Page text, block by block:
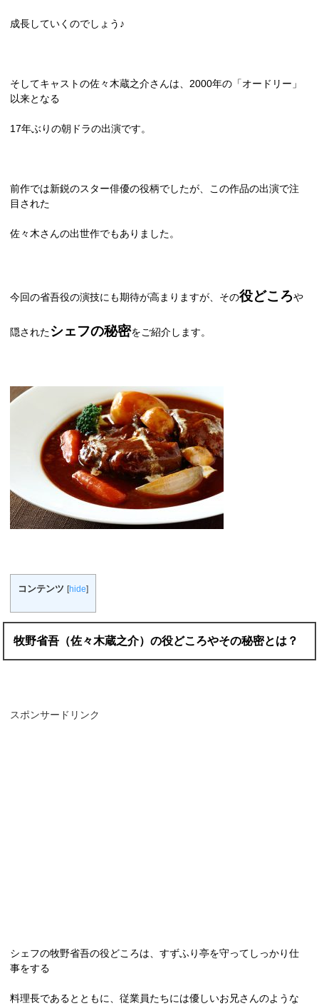
成長していくのでしょう♪
そしてキャストの佐々木蔵之介さんは、 2000年の「オードリー」
以来となる
17年ぶりの朝ドラの出演です。
前作では新鋭のスター俳優の役柄でしたが、この作品の出演で注
目された
佐々木さんの出世作でもありました。
今回の省吾役の演技にも期待が高まりますが、その役どころや
隠されたシェフの秘密をご紹介します。
コンテンツ [hide]
牧野省吾（佐々木蔵之介）の役どころやその秘密とは？
スポンサードリンク
シェフの牧野省吾の役どころは、すずふり亭を守ってしっかり仕
事をする
料理長であるとともに、従業員たちには優しいお兄さんのような